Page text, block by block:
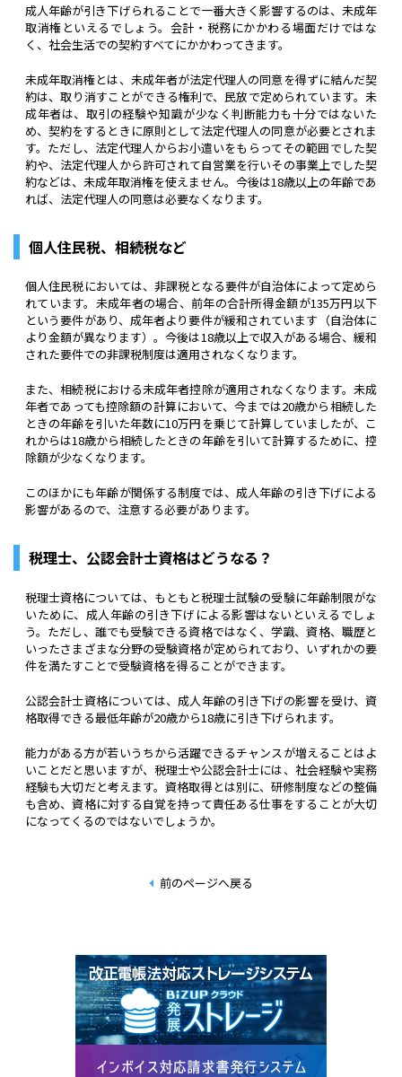
成人年齢が引き下げられることで一番大きく影響するのは、未成年
取消権といえるでしょう。会計・税務にかかわる場面だけではな
く、社会生活での契約すべてにかかわってきます。
未成年取消権とは、未成年者が法定代理人の同意を得ずに結んだ契
約は、取り消すことができる権利で、民放で定められています。未
成年者は、取引の経験や知識が少なく判断能力も十分ではないた
め、契約をするときに原則として法定代理人の同意が必要とされま
す。ただし、法定代理人からお小遣いをもらってその範囲でした契
約や、法定代理人から許可されて自営業を行いその事業上でした契
約などは、未成年取消権を使えません。今後は18歳以上の年齢であ
れば、法定代理人の同意は必要なくなります。
個人住民税、相続税など
個人住民税においては、非課税となる要件が自治体によって定めら
れています。未成年者の場合、前年の合計所得金額が135万円以下
という要件があり、成年者より要件が緩和されています（自治体に
より金額が異なります）。今後は18歳以上で収入がある場合、緩和
された要件での非課税制度は適用されなくなります。
また、相続税における未成年者控除が適用されなくなります。未成
年者であっても控除額の計算において、今までは20歳から相続した
ときの年齢を引いた年数に10万円を乗じて計算していましたが、こ
れからは18歳から相続したときの年齢を引いて計算するために、控
除額が少なくなります。
このほかにも年齢が関係する制度では、成人年齢の引き下げによる
影響があるので、注意する必要があります。
税理士、公認会計士資格はどうなる？
税理士資格については、もともと税理士試験の受験に年齢制限がな
いために、成人年齢の引き下げによる影響はないといえるでしょ
う。ただし、誰でも受験できる資格ではなく、学識、資格、職歴と
いったさまざまな分野の受験資格が定められており、いずれかの要
件を満たすことで受験資格を得ることができます。
公認会計士資格については、成人年齢の引き下げの影響を受け、資
格取得できる最低年齢が20歳から18歳に引き下げられます。
能力がある方が若いうちから活躍できるチャンスが増えることはよ
いことだと思いますが、税理士や公認会計士には、社会経験や実務
経験も大切だと考えます。資格取得とは別に、研修制度などの整備
も含め、資格に対する自覚を持って責任ある仕事をすることが大切
になってくるのではないでしょうか。
前のページへ戻る